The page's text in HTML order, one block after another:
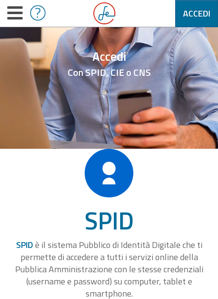
ACCEDI
Accedi
Con SPID, CIE o CNS
SPID
SPIDè il sistema Pubblico di Identità Digitale che ti
permette di accedere a tutti i servizi online della
Pubblica Amministrazione con le stesse credenziali
(username e password) su computer, tablet e
smartphone.